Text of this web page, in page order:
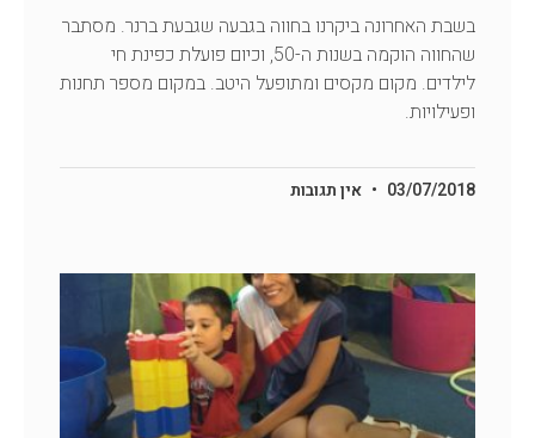
בשבת האחרונה ביקרנו בחווה בגבעה שגבעת ברנר. מסתבר
שהחווה הוקמה בשנות ה-50, וכיום פועלת כפינת חי
לילדים. מקום מקסים ומתופעל היטב. במקום מספר תחנות
ופעילויות.
03/07/2018 אין תגובות